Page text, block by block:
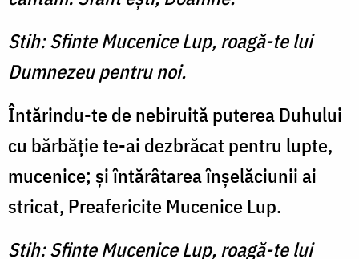
Stih: Sfinte Mucenice Lup, roagă-te lui
Dumnezeu pentru noi.
Întărindu-te de nebiruită puterea Duhului
cu bărbăţie te-ai dezbrăcat pentru lupte,
mucenice; şi întărâtarea înşelăciunii ai
stricat, Preafericite Mucenice Lup.
Stih: Sfinte Mucenice Lup, roagă-te lui